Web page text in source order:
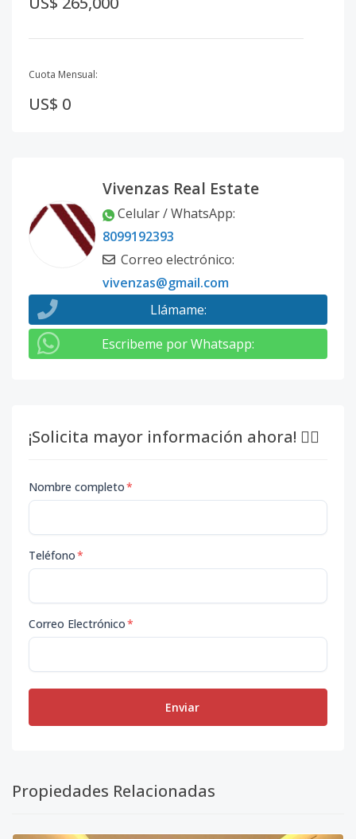
Cuota Mensual:
US$ 0
Vivenzas Real Estate
Celular / WhatsApp:
8099192393
Correo electrónico:
vivenzas@gmail.com
Llámame:
Escribeme por Whatsapp:
¡Solicita mayor información ahora! 👇🏽
Nombre completo*
Teléfono*
Correo Electrónico*
Enviar
Propiedades Relacionadas